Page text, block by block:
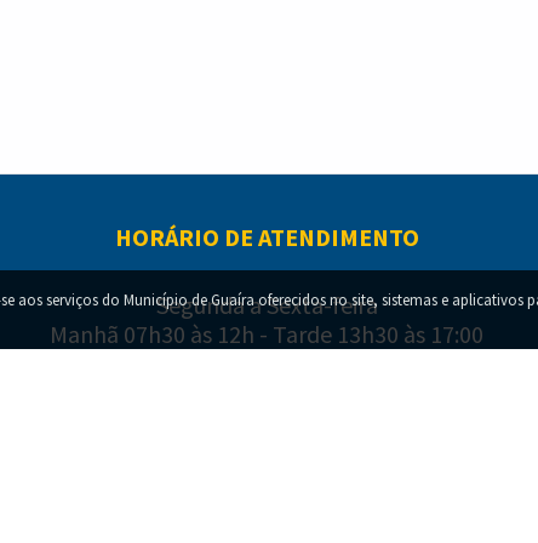
HORÁRIO DE ATENDIMENTO
Segunda a Sexta-feira
Manhã 07h30 às 12h - Tarde 13h30 às 17:00
aos serviços do Município de Guaíra oferecidos no site, sistemas e aplicativos